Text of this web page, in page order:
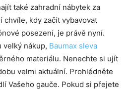
také zahradní nábytek za
chvíle, kdy začít vybavovat
posezení, je právě nyní.
velký nákup, Baumax sleva
materiálu. Nenechte si ujít
velmi aktuální. Prohlédněte
Vašeho gauče. Pokud si přejete